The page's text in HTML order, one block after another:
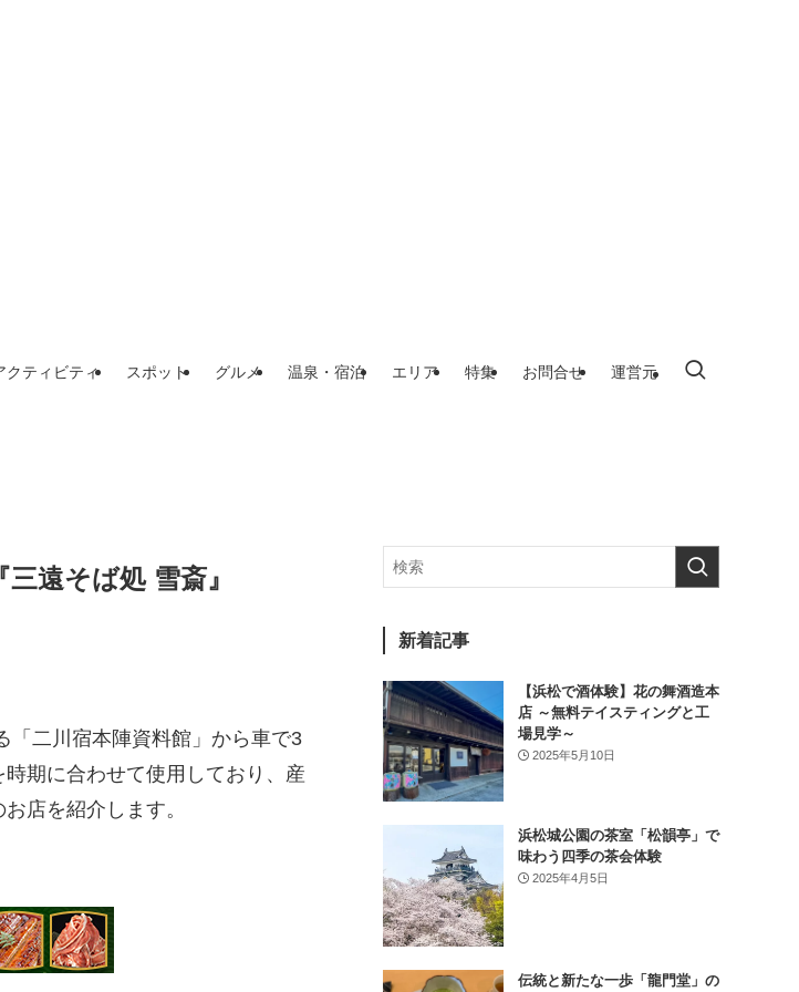
クティビティ スポット グルメ 温泉・宿泊 エリア 特集 お問合せ 運営元
遠そば処 雪斎』
「二川宿本陣資料館」から車で3
期に合わせて使用しており、産
店を紹介します。
新着記事
【浜松で酒体験】花の舞酒造本
店 ～無料テイスティングと工
場見学～
2025年5月10日
浜松城公園の茶室「松韻亭」で
味わう四季の茶会体験
2025年4月5日
伝統と新たな一歩「龍門堂」の